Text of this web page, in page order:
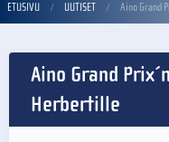
ETUSIVU UUTISET Aino Grand
Aino Grand
Herbertille